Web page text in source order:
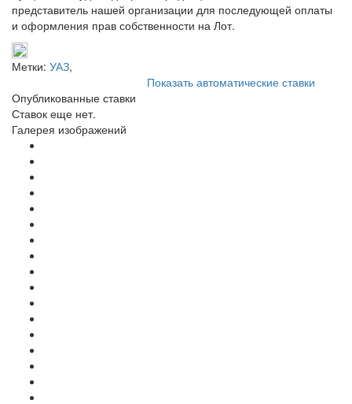
представитель нашей организации для последующей оплаты
и оформления прав собственности на Лот.
Метки: УАЗ,
Показать автоматические ставки
Опубликованные ставки
Ставок еще нет.
Галерея изображений